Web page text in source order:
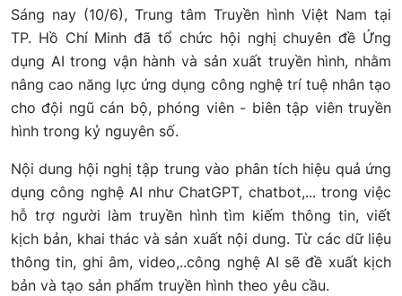
Sáng nay (10/6), Trung tâm Truyền hình Việt Nam tại
TP. Hồ Chí Minh đã tổ chức hội nghị chuyên đề Ứng
dụng AI trong vận hành và sản xuất truyền hình, nhằm
nâng cao năng lực ứng dụng công nghệ trí tuệ nhân tạo
cho đội ngũ cán bộ, phóng viên - biên tập viên truyền
hình trong kỷ nguyên số.
Nội dung hội nghị tập trung vào phân tích hiệu quả ứng
dụng công nghệ AI như ChatGPT, chatbot,... trong việc
hỗ trợ người làm truyền hình tìm kiếm thông tin, viết
kịch bản, khai thác và sản xuất nội dung. Từ các dữ liệu
thông tin, ghi âm, video,..công nghệ AI sẽ đề xuất kịch
bản và tạo sản phẩm truyền hình theo yêu cầu.